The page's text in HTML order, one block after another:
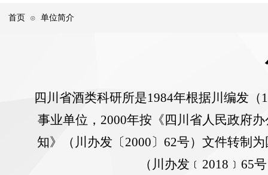
首页 ⊙ 单位简介
四川省酒类科研所是1984年根据川编发（
事业单位， 2000年按 《四川省人民政府
知》（ 川办发 〔2000〕 62号）文件转制
（川办发﹝2018﹞65